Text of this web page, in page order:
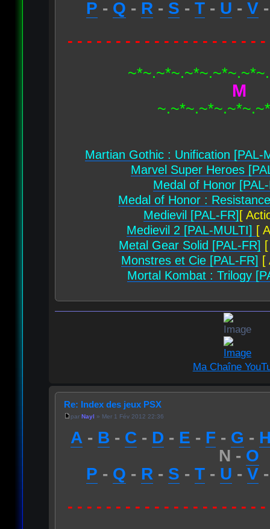
P - Q - R - S - T- U - V
- - - - - - - - - - - - - - - - - - - -
M
Martian Gothic : Unification [PAL-
Marvel Super Heroes
Medal of Honor
Medal of Honor :
Medievil [PAL-FR] [
Medievil 2 [PAL-MULTI] [
Metal Gear Solid [PAL-FR]
Monstres et Cie [PAL-FR] [
Mortal Kombat : Trilogy
Ma Chaîne
Re: Index des jeux PSX
par Nayl » Mer 1 Fév 2012 22:36
A - B - C - D - E - F - G -
N - O
P - Q - R- S - T- U - V
- - - - - - - - - - - - - - - - - - - -